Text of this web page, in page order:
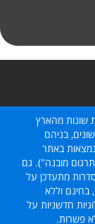
שונות מהארץ
בניהם
באתר
מובנה"). גם
מתעדכן על
בחינם וללא
חדשניות על
פשרות.